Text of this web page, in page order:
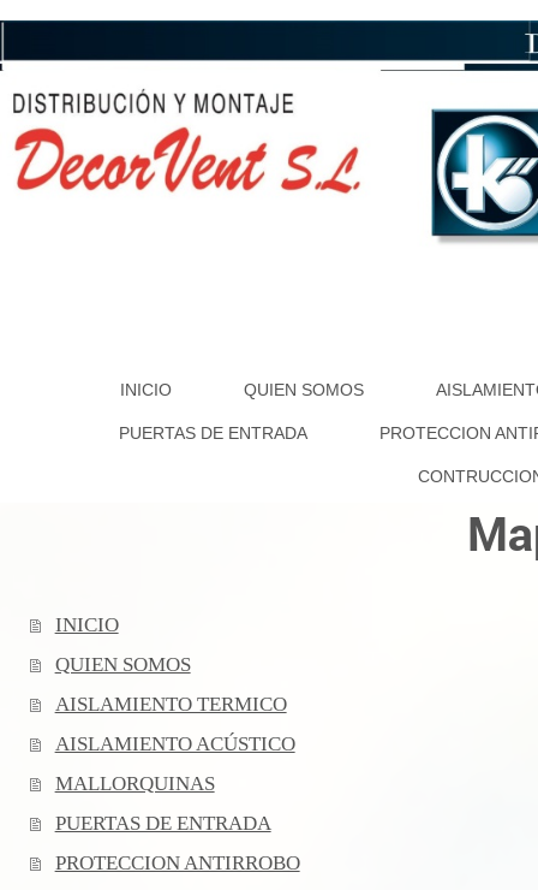
INICIO QUIEN SOMOS
PUERTAS DE ENTRADA PROTECCION
INICIO
QUIEN SOMOS
AISLAMIENTO TERMICO
AISLAMIENTO ACÚSTICO
MALLORQUINAS
PUERTAS DE ENTRADA
PROTECCION ANTIRROBO